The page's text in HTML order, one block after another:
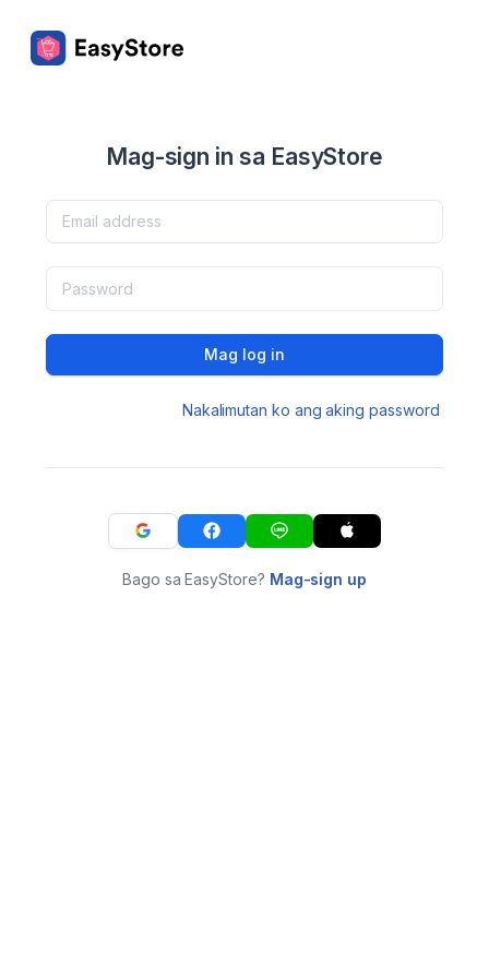
Mag-sign in sa EasyStore
Mag log in
Nakalimutan ko ang aking password
Bago sa EasyStore? Mag-sign up